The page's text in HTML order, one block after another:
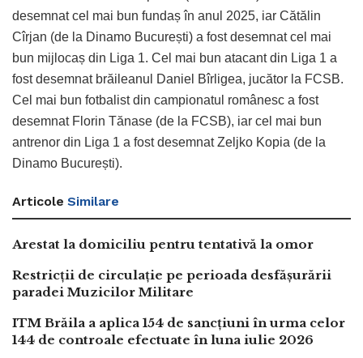
desemnat cel mai bun fundaș în anul 2025, iar Cătălin
Cîrjan (de la Dinamo București) a fost desemnat cel mai
bun mijlocaș din Liga 1. Cel mai bun atacant din Liga 1 a
fost desemnat brăileanul Daniel Bîrligea, jucător la FCSB.
Cel mai bun fotbalist din campionatul românesc a fost
desemnat Florin Tănase (de la FCSB), iar cel mai bun
antrenor din Liga 1 a fost desemnat Zeljko Kopia (de la
Dinamo București).
Articole Similare
Arestat la domiciliu pentru tentativă la omor
Restricții de circulație pe perioada desfășurării
paradei Muzicilor Militare
ITM Brăila a aplica 154 de sancțiuni în urma celor
144 de controale efectuate în luna iulie 2026